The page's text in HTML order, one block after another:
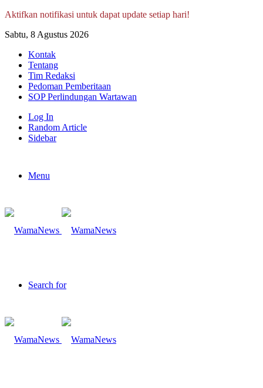
Aktifkan notifikasi untuk dapat update setiap hari!
Sabtu, 8 Agustus 2026
Kontak
Tentang
Tim Redaksi
Pedoman Pemberitaan
SOP Perlindungan Wartawan
Log In
Random Article
Sidebar
Menu
Search for